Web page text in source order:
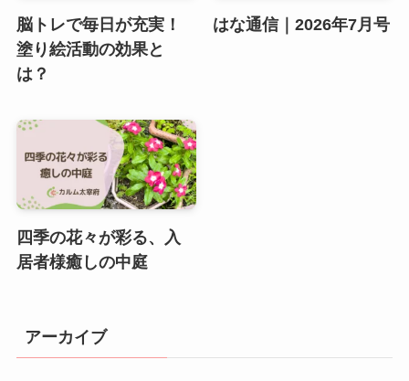
脳トレで毎日が充実！
塗り絵活動の効果と
は？
はな通信｜2026年7月号
四季の花々が彩る、入
居者様癒しの中庭
アーカイブ